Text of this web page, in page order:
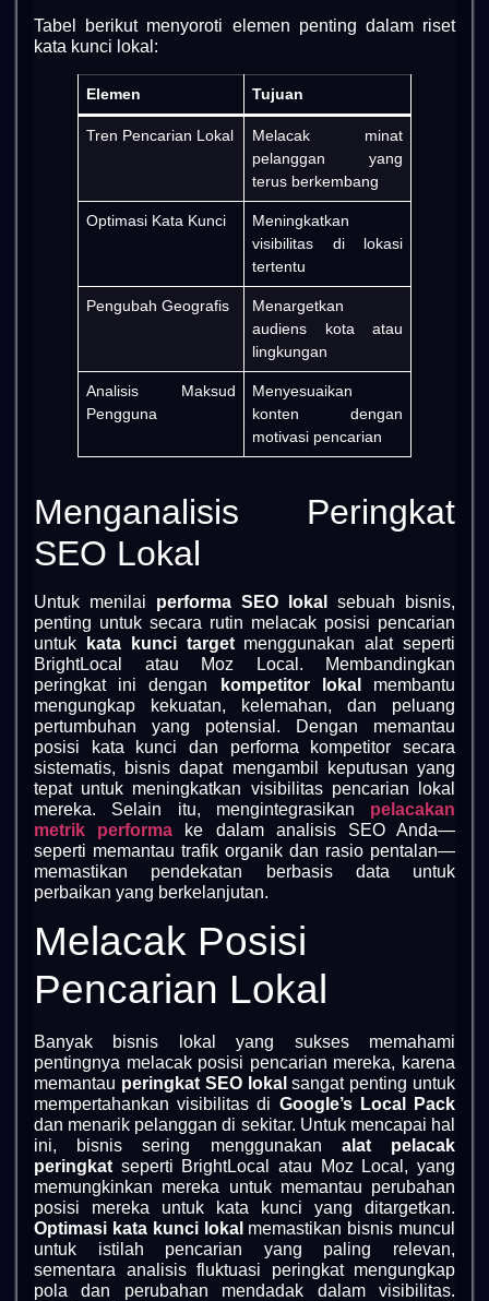
Tabel berikut menyoroti elemen penting dalam riset
kata kunci lokal:
Elemen Tujuan
Tren Pencarian Lokal
Melacak minat
pelanggan yang
terus berkembang
Optimasi Kata Kunci
Meningkatkan
visibilitas di lokasi
tertentu
Pengubah Geografis
Menargetkan
audiens kota atau
lingkungan
Analisis Maksud
Pengguna
Menyesuaikan
konten dengan
motivasi pencarian
Menganalisis Peringkat
SEO Lokal
Untuk menilai performa SEO lokal
sebuah bisnis,
penting untuk secara rutin melacak posisi pencarian
untuk
kata kunci targetmenggunakan alat seperti
BrightLocal atau Moz Local. Membandingkan
peringkat ini dengan
kompetitor lokal
membantu
mengungkap kekuatan, kelemahan, dan peluang
pertumbuhan yang potensial. Dengan memantau
posisi kata kunci dan performa kompetitor secara
sistematis, bisnis dapat mengambil keputusan yang
tepat untuk meningkatkan visibilitas pencarian lokal
mereka. Selain itu, mengintegrasikan pelacakan
metrik performa ke dalam analisis SEO Anda—
seperti memantau trafik organik dan rasio pentalan—
memastikan pendekatan berbasis data untuk
perbaikan yang berkelanjutan.
Melacak Posisi
Pencarian Lokal
Banyak bisnis lokal yang sukses memahami
pentingnya melacak posisi pencarian mereka, karena
memantau peringkat SEO lokal sangat penting untuk
mempertahankan visibilitas di Google’s Local Pack
dan menarik pelanggan di sekitar. Untuk mencapai hal
ini, bisnis sering menggunakan alat pelacak
peringkat seperti BrightLocal atau Moz Local, yang
memungkinkan mereka untuk memantau perubahan
posisi mereka untuk kata kunci yang ditargetkan.
Optimasi kata kunci lokal memastikan bisnis muncul
untuk istilah pencarian yang paling relevan,
sementara analisis fluktuasi peringkat mengungkap
pola dan perubahan mendadak dalam visibilitas.